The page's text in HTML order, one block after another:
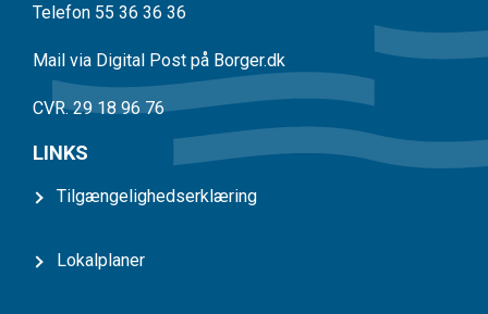
Telefon 55 36 36 36
Mail via Digital Post på Borger.dk
CVR. 29 18 96 76
LINKS
Tilgængelighedserklæring
Lokalplaner